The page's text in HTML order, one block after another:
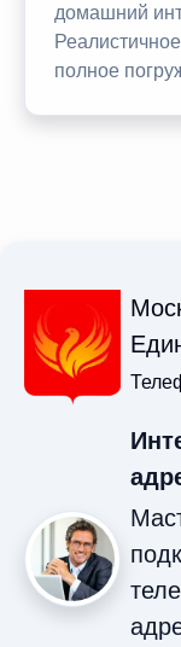
домашний
полное